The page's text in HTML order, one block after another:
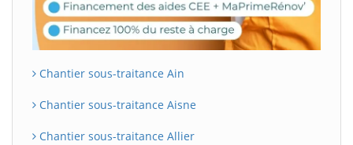
Chantier sous-traitance Ain
Chantier sous-traitance Aisne
Chantier sous-traitance Allier